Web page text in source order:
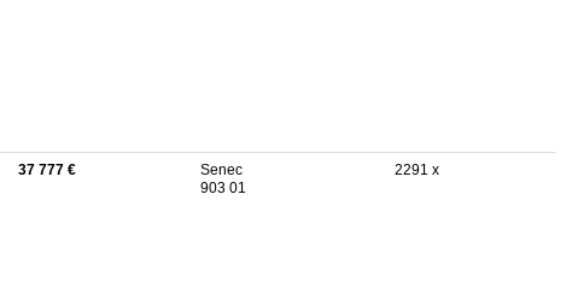
37 777 €
Senec
903 01
2291 x